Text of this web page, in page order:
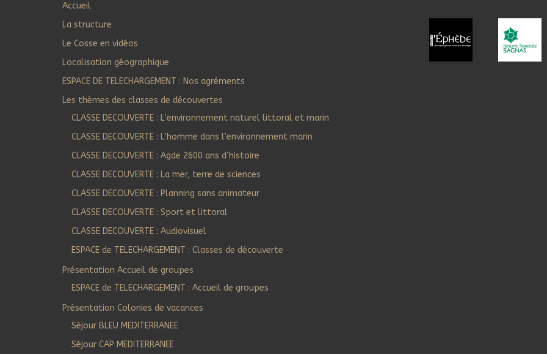
Accueil
La structure
Le Cosse en vidéos
Localisation géographique
ESPACE DE TELECHARGEMENT : Nos agréments
Les thèmes des classes de découvertes
CLASSE DECOUVERTE : L’environnement naturel littoral et marin
CLASSE DECOUVERTE : L’homme dans l’environnement marin
CLASSE DECOUVERTE : Agde 2600 ans d’histoire
CLASSE DECOUVERTE : La mer, terre de sciences
CLASSE DECOUVERTE : Planning sans animateur
CLASSE DECOUVERTE : Sport et littoral
CLASSE DECOUVERTE : Audiovisuel
ESPACE de TELECHARGEMENT : Classes de découverte
Présentation Accueil de groupes
ESPACE de TELECHARGEMENT : Accueil de groupes
Présentation Colonies de vacances
Séjour BLEU MEDITERRANEE
Séjour CAP MEDITERRANEE